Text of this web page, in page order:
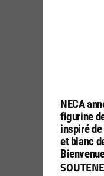
NECA
figurine
inspiré de
et blanc